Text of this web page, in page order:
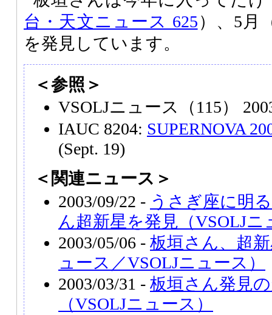
台・天文ニュース 625）、5月
を発見しています。
＜参照＞
VSOLJニュース（115）
IAUC 8204: SUPERNOVA
(Sept. 19)
＜関連ニュース＞
2003/09/22 - うさぎ座に明
ん超新星を発見（VSOLJニ
2003/05/06 - 板垣さん、超
ュース／VSOLJニュース）
2003/03/31 - 板垣さん発見
（VSOLJニュース）